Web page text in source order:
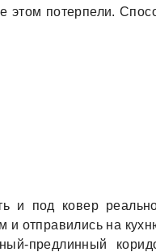
этом потерпели.
и под ковер
и отправились на
предлинный